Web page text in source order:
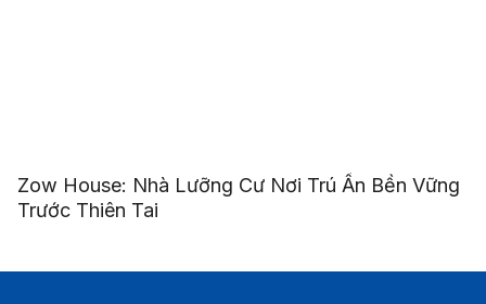
Zow House: Nhà Lưỡng Cư Nơi Trú Ẩn Bền Vững
Trước Thiên Tai